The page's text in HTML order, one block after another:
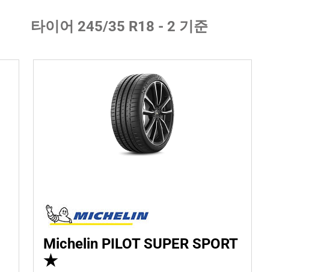
타이어 ‎245/35 R18 - 2 기준
Michelin PILOT SUPER SPORT
★